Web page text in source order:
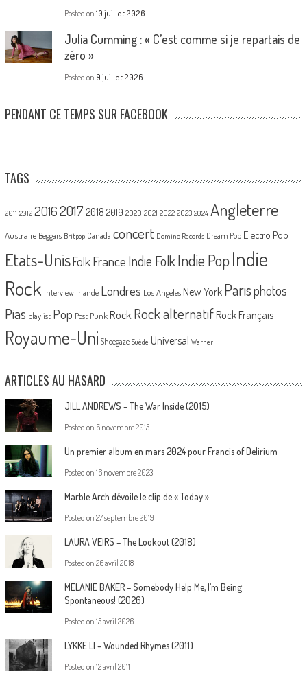
Posted on 10 juillet 2026
Julia Cumming : « C’est comme si je repartais de
zéro »
Posted on 9 juillet 2026
PENDANT CE TEMPS SUR FACEBOOK
TAGS
2011 2012 20162017 2018 2019 2020 2021 2022 2023 2024 Angleterre
Australie Beggars Britpop Canada concert Domino Records Dream Pop Electro Pop
Etats-UnisFolk France Indie FolkIndie PopIndie
Rock interview Irlande Londres Los Angeles New York Parisphotos
Pias playlist Pop Post Punk Rock Rock alternatif Rock Français
Royaume-Uni Shoegaze Suède Universal Warner
ARTICLES AU HASARD
JILL ANDREWS – The War Inside (2015)
Posted on 6 novembre 2015
Un premier album en mars 2024 pour Francis of Delirium
Posted on 16 novembre 2023
Marble Arch dévoile le clip de « Today »
Posted on 27 septembre 2019
LAURA VEIRS – The Lookout (2018)
Posted on 26 avril 2018
MELANIE BAKER – Somebody Help Me, I’m Being
Spontaneous! (2026)
Posted on 15 avril 2026
LYKKE LI – Wounded Rhymes (2011)
Posted on 12 avril 2011